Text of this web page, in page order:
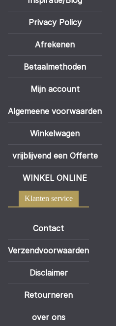
Privacy Policy
Afrekenen
Betaalmethoden
Mijn account
Algemeene voorwaarden
Winkelwagen
vrijblijvend een Offerte
WINKEL ONLINE
Klanten service
Contact
Verzendvoorwaarden
Disclaimer
Retourneren
over ons